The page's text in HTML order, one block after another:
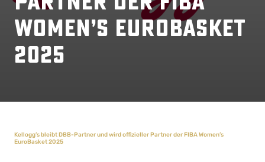
Women’s EuroBasket
2025
Kellogg’s bleibt DBB-Partner und wird offizieller Partner der FIBA Women’s
EuroBasket 2025